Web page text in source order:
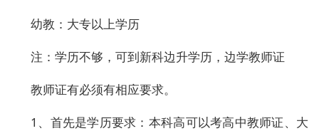
幼教：大专以上学历
注：学历不够，可到新科边升学历，边学教师证
教师证有必须有相应要求。
1、首先是学历要求：本科高可以考高中教师证、大